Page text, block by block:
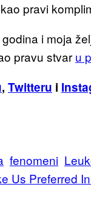
pravi
i moja
pravu stvar u
, Twitteru i
fenomeni
Us Preferred